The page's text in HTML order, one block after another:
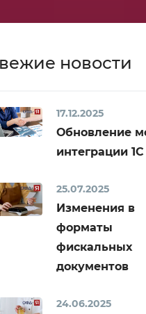
новости
17.12.2025
Обновление
интеграции 1С
25.07.2025
Изменения в
форматы
фискальных
документов
24.06.2025